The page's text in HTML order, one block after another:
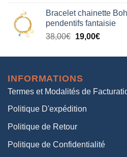
initial
était :
38,00€.
actuel
est :
19,00€.
Bracelet chainette
pendentifs fantaisie
38,00€ Le
initial
38,00€.
19,00€Le
actuel
INFORMATIONS
Termes et Modalités de
Politique D'expédition
Politique de Retour
Politique de Confidentialité